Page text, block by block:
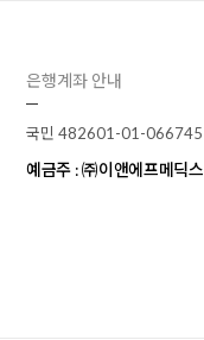
은행계좌 안내
국민 482601-01-066745
예금주 : ㈜이앤에프메딕스